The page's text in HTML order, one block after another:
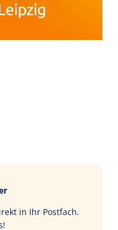
in Ihr Postfach.